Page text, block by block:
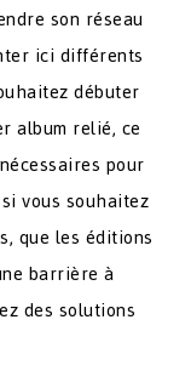
son réseau
ici différents
débuter
album relié, ce
pour
vous souhaitez
que les éditions
barrière à
des solutions